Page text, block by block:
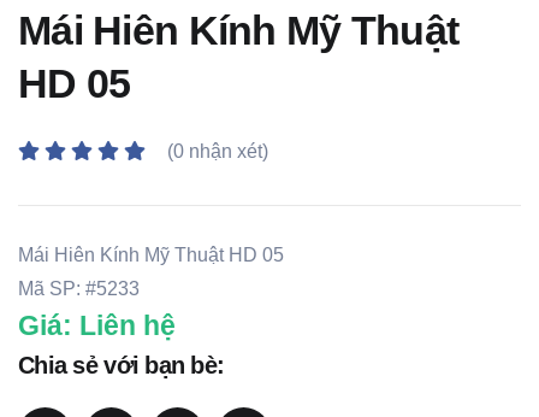
Mái Hiên Kính Mỹ Thuật
HD 05
(0 nhận xét)
Mái Hiên Kính Mỹ Thuật HD 05
Mã SP: #5233
Giá: Liên hệ
Chia sẻ với bạn bè: